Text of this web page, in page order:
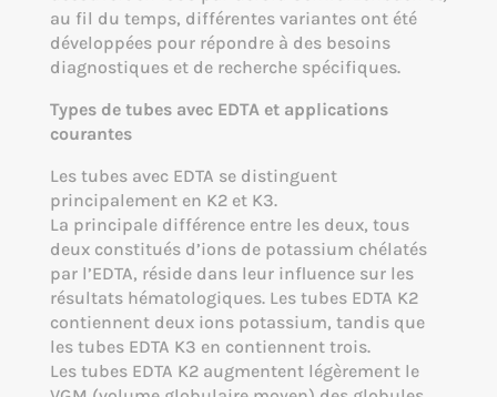
au fil du temps, différentes variantes ont été
développées pour répondre à des besoins
diagnostiques et de recherche spécifiques.
Types de tubes avec EDTA et applications
courantes
Les tubes avec EDTA se distinguent
principalement en K2 et K3.
La principale différence entre les deux, tous
deux constitués d’ions de potassium chélatés
par l’EDTA, réside dans leur influence sur les
résultats hématologiques. Les tubes EDTA K2
contiennent deux ions potassium, tandis que
les tubes EDTA K3 en contiennent trois.
Les tubes EDTA K2 augmentent légèrement le